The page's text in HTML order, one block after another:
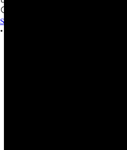
Sign In